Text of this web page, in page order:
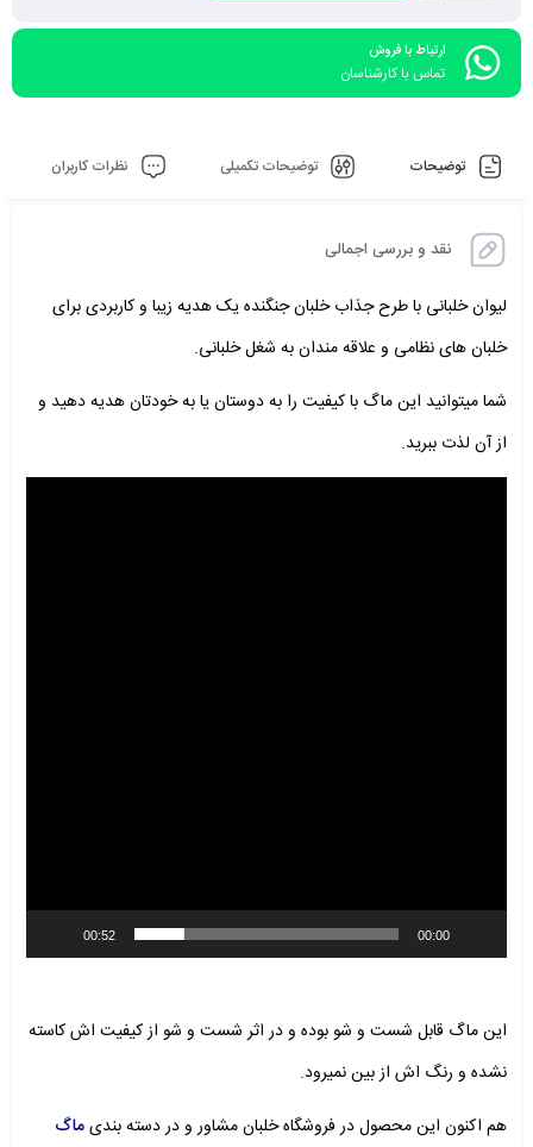
ارتباط با فروش
تماس با کارشناسان
توضیحات توضیحات تکمیلی نظرات کاربران
نقد و بررسی اجمالی
لیوان خلبانی با طرح جذاب خلبان جنگنده یک هدیه زیبا و کاربردی برای
خلبان های نظامی و علاقه مندان به شغل خلبانی.
شما میتوانید این ماگ با کیفیت را به دوستان یا به خودتان هدیه دهید و
از آن لذت ببرید.
00:00
00:52
این ماگ قابل شست و شو بوده و در اثر شست و شو از کیفیت اش کاسته
نشده و رنگ اش از بین نمیرود.
هم اکنون این محصول در فروشگاه خلبان مشاور و در دسته بندیماگ